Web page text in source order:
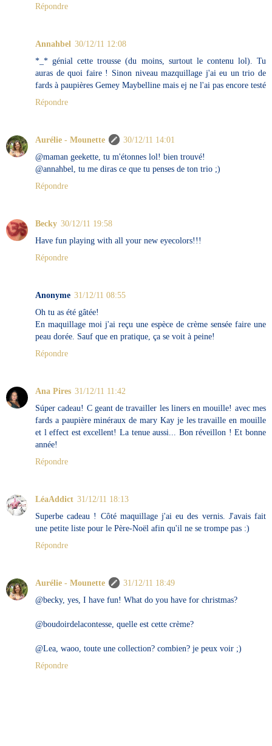
Répondre
Annahbel 30/12/11 12:08
*_* génial cette trousse (du moins, surtout le contenu lol). Tu
auras de quoi faire ! Sinon niveau mazquillage j'ai eu un trio de
fards à paupières Gemey Maybelline mais ej ne l'ai pas encore testé
Répondre
Aurélie - Mounette
30/12/11 14:01
@maman geekette, tu m'étonnes lol! bien trouvé!
@annahbel, tu me diras ce que tu penses de ton trio ;)
Répondre
Becky 30/12/11 19:58
Have fun playing with all your new eyecolors!!!
Répondre
Anonyme 31/12/11 08:55
Oh tu as été gâtée!
En maquillage moi j'ai reçu une espèce de crème sensée faire une
peau dorée. Sauf que en pratique, ça se voit à peine!
Répondre
Ana Pires 31/12/11 11:42
Súper cadeau! C geant de travailler les liners en mouille! avec mes
fards a paupière minéraux de mary Kay je les travaille en mouille
et l effect est excellent! La tenue aussi... Bon réveillon ! Et bonne
année!
Répondre
LéaAddict 31/12/11 18:13
Superbe cadeau ! Côté maquillage j'ai eu des vernis. J'avais fait
une petite liste pour le Père-Noël afin qu'il ne se trompe pas :)
Répondre
Aurélie - Mounette
31/12/11 18:49
@becky, yes, I have fun! What do you have for christmas?
@boudoirdelacontesse, quelle est cette crème?
@Lea, waoo, toute une collection? combien? je peux voir ;)
Répondre